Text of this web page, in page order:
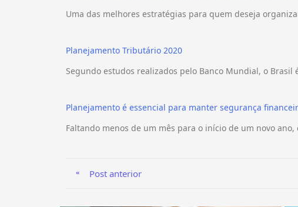
Uma das melhores estratégias para quem deseja
Planejamento Tributário 2020
Segundo estudos realizados pelo Banco Mundial, o Brasil
Planejamento é essencial para manter segurança
Faltando menos de um mês para o início de um novo
Post anterior